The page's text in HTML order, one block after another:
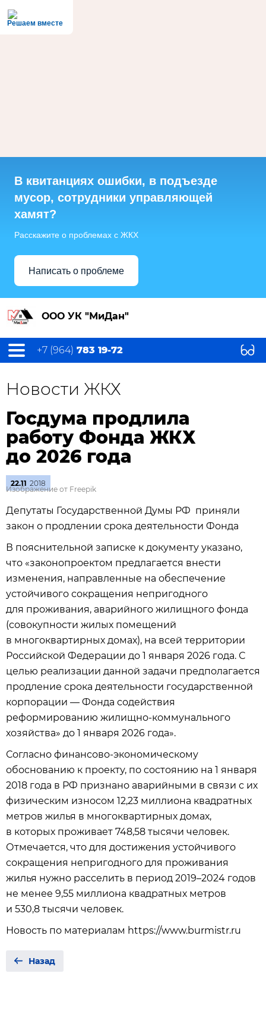
Решаем вместе
В квитанциях ошибки, в подъезде
мусор, сотрудники управляющей
хамят?
Расскажите о проблемах с ЖКХ
Написать о проблеме
ООО УК "МиДан"
+7 (964) 783 19-72
Новости ЖКХ
Госдума продлила
работу Фонда ЖКХ
до 2026 года
22.11 2018
Изображение от Freepik
Депутаты Государственной Думы РФ приняли
закон о продлении срока деятельности Фонда
В пояснительной записке к документу указано,
что «законопроектом предлагается внести
изменения, направленные на обеспечение
устойчивого сокращения непригодного
для проживания, аварийного жилищного фонда
(совокупности жилых помещений
в многоквартирных домах), на всей территории
Российской Федерации до 1 января 2026 года. С
целью реализации данной задачи предполагается
продление срока деятельности государственной
корпорации — Фонда содействия
реформированию жилищно-коммунального
хозяйства» до 1 января 2026 года».
Согласно финансово-экономическому
обоснованию к проекту, по состоянию на 1 января
2018 года в РФ признано аварийными в связи с их
физическим износом 12,23 миллиона квадратных
метров жилья в многоквартирных домах,
в которых проживает 748,58 тысячи человек.
Отмечается, что для достижения устойчивого
сокращения непригодного для проживания
жилья нужно расселить в период 2019–2024 годов
не менее 9,55 миллиона квадратных метров
и 530,8 тысячи человек.
Новость по материалам https://www.burmistr.ru
Назад